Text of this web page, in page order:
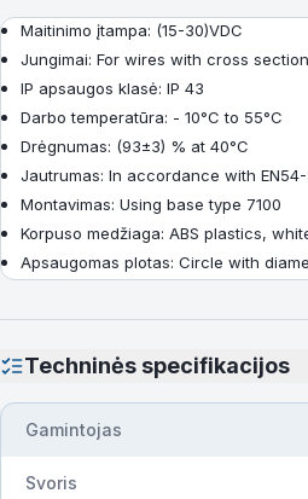
Maitinimo įtampa: (15-30)VDC
Jungimai: For wires with cross
IP apsaugos klasė: IP 43
Darbo temperatūra: - 10°C to 55°C
Drėgnumas: (93±3) % at 40°C
Jautrumas: In accordance with EN54-
Montavimas: Using base type 7100
Korpuso medžiaga: ABS plastics,
Apsaugomas plotas: Circle with
Techninės specifikacijos
Gamintojas
Svoris